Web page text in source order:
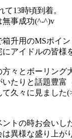
13時頃到着。
無事成功(^-^)v
升用のMSポイン
アイドルの皆様
々とボーリング
たりと話題豊富
久々に見ました
トの時お会いし
異様な盛り上が